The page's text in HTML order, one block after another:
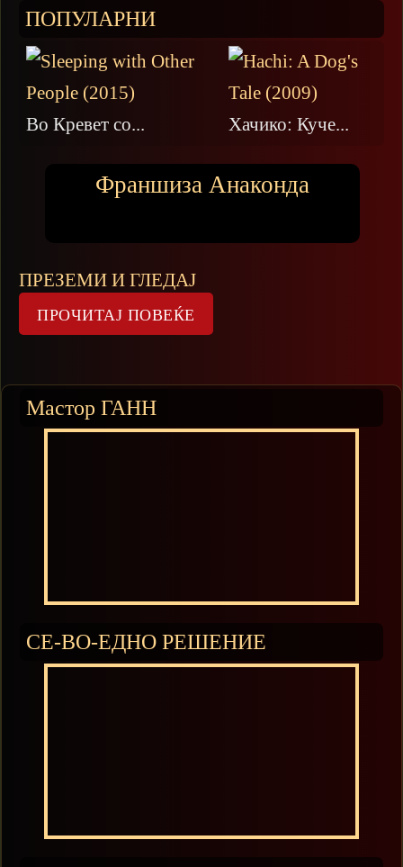
ПОПУЛАРНИ
Во Кревет со... Хачико: Куче...
Франшиза Анаконда
ПРЕЗЕМИ И ГЛЕДАЈ
Мастор ГАНН
СЕ-ВО-ЕДНО РЕШЕНИЕ